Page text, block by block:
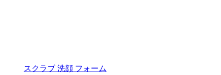
スクラブ 洗顔 フォーム